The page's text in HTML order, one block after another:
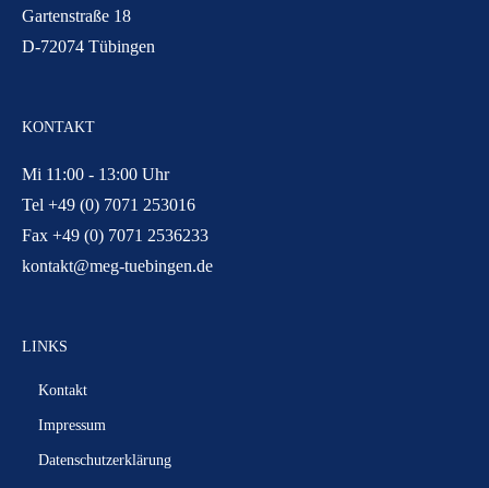
Gartenstraße 18
D-72074 Tübingen
KONTAKT
Mi 11:00 - 13:00 Uhr
Tel +49 (0) 7071 253016
Fax +49 (0) 7071 2536233
kontakt@meg-tuebingen.de
LINKS
Kontakt
Impressum
Datenschutzerklärung